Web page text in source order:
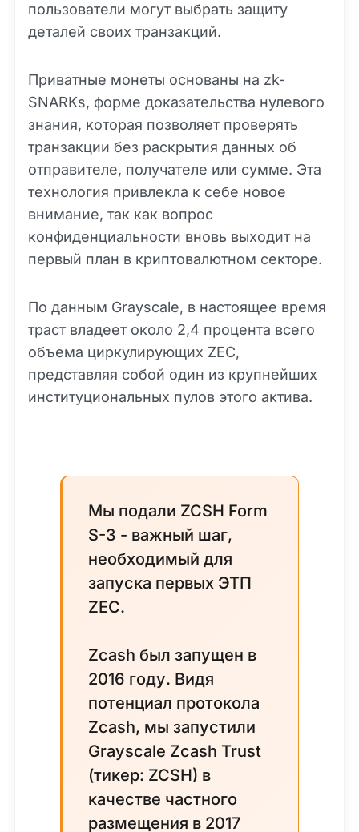
пользователи могут выбрать защиту
деталей своих транзакций.
Приватные монеты основаны на zk-
SNARKs, форме доказательства нулевого
знания, которая позволяет проверять
транзакции без раскрытия данных об
отправителе, получателе или сумме. Эта
технология привлекла к себе новое
внимание, так как вопрос
конфиденциальности вновь выходит на
первый план в криптовалютном секторе.
По данным Grayscale, в настоящее время
траст владеет около 2,4 процента всего
объема циркулирующих ZEC,
представляя собой один из крупнейших
институциональных пулов этого актива.
Мы подали ZCSH Form
S-3 - важный шаг,
необходимый для
запуска первых ЭТП
ZEC.
Zcash был запущен в
2016 году. Видя
потенциал протокола
Zcash, мы запустили
Grayscale Zcash Trust
(тикер: ZCSH) в
качестве частного
размещения в 2017